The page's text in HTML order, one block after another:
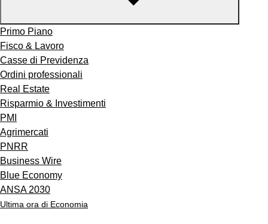
Primo Piano
Fisco & Lavoro
Casse di Previdenza
Ordini professionali
Real Estate
Risparmio & Investimenti
PMI
Agrimercati
PNRR
Business Wire
Blue Economy
ANSA 2030
Ultima ora di Economia